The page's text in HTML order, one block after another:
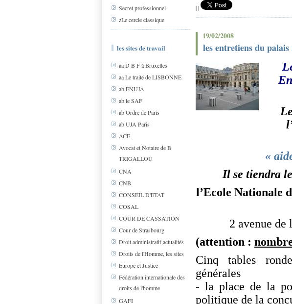
Secret professionnel
zLe cercle classique
les sites de travail
aa D B F à Bruxelles
aa Le traité de LISBONNE
ab FNUJA
ab le SAF
ab Ordre de Paris
ab UJA Paris
ACE
Avocat et Notaire de B
TRIGALLOU
CNA
CNB
CONSEIL D'ETAT
COSAL
COUR DE CASSATION
Cour de Strasbourg
Droit administratif,actualités
Droits de l'Homme, les sites
Europe et Justice
Fédération internationale des
droits de l'homme
GAFI
| |
19/02/2008
les entretiens du
«
Il se tiendra le
l’Ecole Nationale
2 avenue de
(attention :
Cinq tables
générales
- la place de la
politique de la